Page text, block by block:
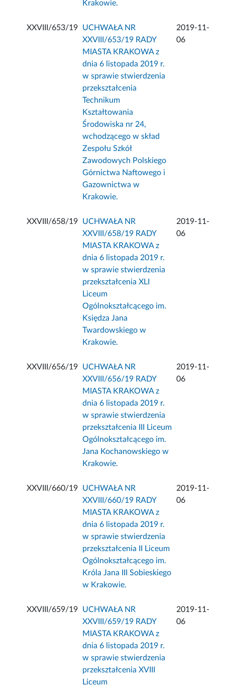
Krakowie.
XXVIII/653/19
UCHWAŁA NR
XXVIII/653/19 RADY
MIASTA KRAKOWA z
dnia 6 listopada 2019 r.
w sprawie stwierdzenia
przekształcenia
Technikum
Kształtowania
Środowiska nr 24,
wchodzącego w skład
Zespołu Szkół
Zawodowych Polskiego
Górnictwa Naftowego i
Gazownictwa w
Krakowie.
2019-11-
06
XXVIII/658/19
UCHWAŁA NR
XXVIII/658/19 RADY
MIASTA KRAKOWA z
dnia 6 listopada 2019 r.
w sprawie stwierdzenia
przekształcenia XLI
Liceum
Ogólnokształcącego im.
Księdza Jana
Twardowskiego w
Krakowie.
2019-11-
06
XXVIII/656/19
UCHWAŁA NR
XXVIII/656/19 RADY
MIASTA KRAKOWA z
dnia 6 listopada 2019 r.
w sprawie stwierdzenia
przekształcenia III Liceum
Ogólnokształcącego im.
Jana Kochanowskiego w
Krakowie.
2019-11-
06
XXVIII/660/19
UCHWAŁA NR
XXVIII/660/19 RADY
MIASTA KRAKOWA z
dnia 6 listopada 2019 r.
w sprawie stwierdzenia
przekształcenia II Liceum
Ogólnokształcącego im.
Króla Jana III Sobieskiego
w Krakowie.
2019-11-
06
XXVIII/659/19
UCHWAŁA NR
XXVIII/659/19 RADY
MIASTA KRAKOWA z
dnia 6 listopada 2019 r.
w sprawie stwierdzenia
przekształcenia XVIII
Liceum
2019-11-
06